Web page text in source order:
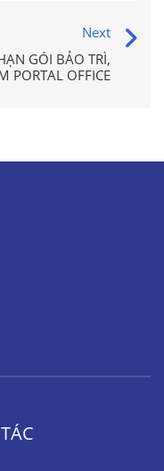
Next
GÓI BẢO TRÌ,
PORTAL OFFICE